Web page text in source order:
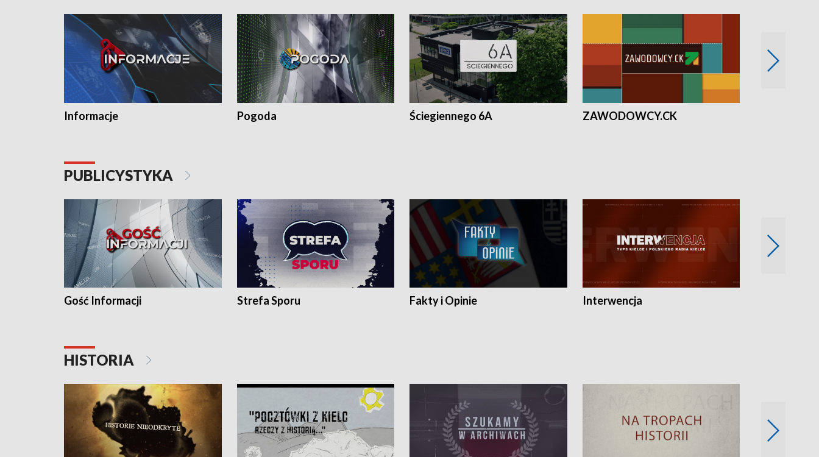
Informacje Pogoda Ściegiennego 6A ZAWODOWCY.CK
PUBLICYSTYKA
Gość Informacji Strefa Sporu Fakty i Opinie Interwencja
HISTORIA